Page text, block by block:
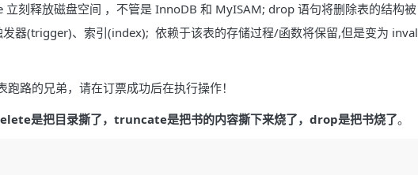
刻释放磁盘空间 ，不管是 InnoDB 和 MyISAM; drop 语句将删除表的结构被
器(trigger)、索引(index); 依赖于该表的存储过程/函数将保留,但是变为 inval
路的兄弟，请在订票成功后在执行操作！
是把目录撕了，truncate是把书的内容撕下来烧了，drop是把书烧了。